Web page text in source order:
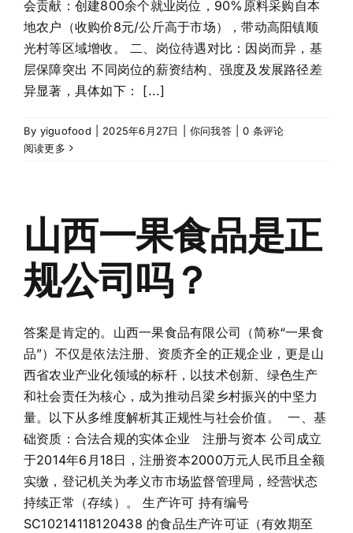
会贡献：创建800余个就业岗位，90%原料采购自本
地农户（收购价8元/公斤高于市场），带动高阳镇顺
光村等区域增收。 二、岗位待遇对比：因岗而异，基
层保障突出 不同岗位的薪资结构、强度及发展路径差
异显著，具体如下： [...]
By yiguofood 2025年6月27日 你问我答
0 条评论
阅读更多
山西一果食品是正
规公司吗？
答案是肯定的。山西一果食品有限公司（简称“一果食
品”）不仅是依法注册、资质齐全的正规企业，更是山
西省农业产业化领域的标杆，以技术创新、绿色生产
和社会责任为核心，成为推动吕梁乡村振兴的中坚力
量。以下从多维度解析其正规性与社会价值。 一、基
础资质：合法合规的实体企业 注册与资本 公司成立
于2014年6月18日，注册资本2000万元人民币且全额
实缴，登记机关为孝义市市场监督管理局，经营状态
持续正常（存续）。 生产许可 持有编号
SC10214118120438 的食品生产许可证（有效期至